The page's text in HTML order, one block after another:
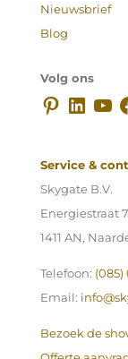
Nieuwsbrief
Blog
Volg ons
Service &
Skygate B.V.
Energiestraat 7
1411 AN,
Telefoon: (085)
Email:
Bezoek de